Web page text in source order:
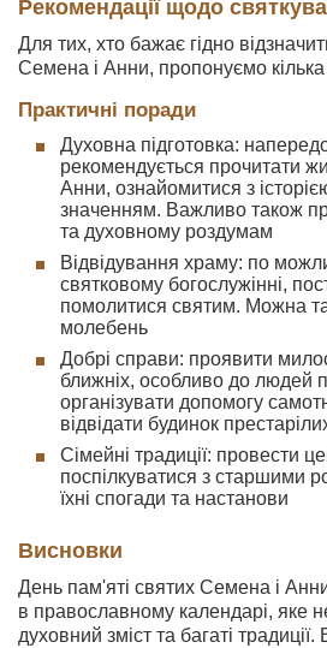
Рекомендації щодо
Для тих, хто бажає гідно
Семена і Анни, пропонуємо
Практичні поради
Духовна підготовка:
рекомендується прочитати
Анни, ознайомитися з
значенням. Важливо також
та духовному роздумам
Відвідування храму: по
святковому богослужінні,
помолитися святим. Можна
молебень
Добрі справи: проявити
ближніх, особливо до людей
організувати допомогу
відвідати будинок
Сімейні традиції: провести
поспілкуватися з старшими
їхні спогади та настанови
Висновки
День пам'яті святих Семена і
в православному календарі, яке
духовний зміст та багаті